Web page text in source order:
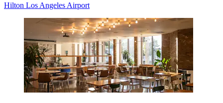
Hilton Los Angeles Airport